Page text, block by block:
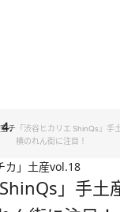
チ 「渋谷ヒカリエ ShinQs」手
横のれん街に注目！
カ」土産vol.18
」手土